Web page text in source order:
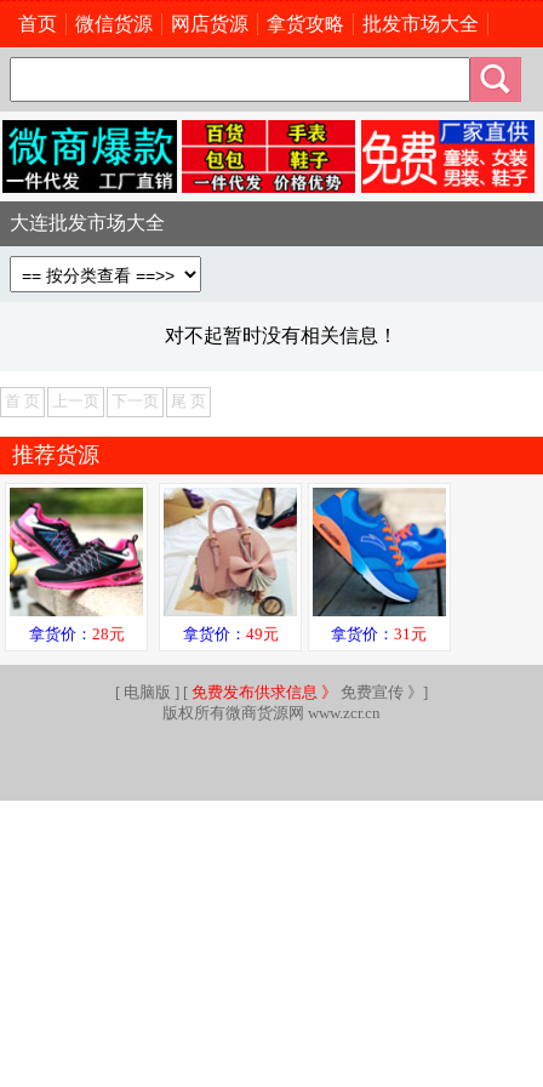
首页 微信货源 网店货源 拿货攻略 批发市场大全
大连批发市场大全
对不起暂时没有相关信息！
首 页 上一页 下一页 尾 页
推荐货源
拿货价： 28元 拿货价： 49元 拿货价：31元
[ 电脑版 ] [ 免费发布供求信息 》 免费宣传 》 ]
版权所有微商货源网 www.zcr.cn